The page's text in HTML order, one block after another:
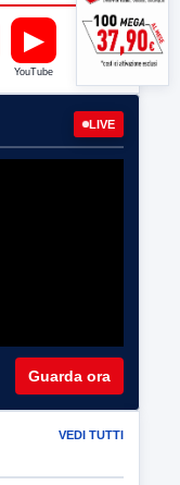
▶
YouTube
LIVE
Guarda ora
VEDI TUTTI